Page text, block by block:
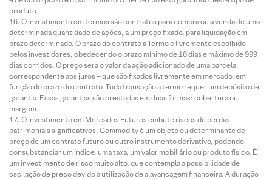
produto.
O investimento em termos são contratos para compra ou a venda de uma
determinada quantidade de ações, a um preço fixado, para liquidação em
prazo determinado. O prazo do contrato a Termo é livremente escolhido
pelos investidores, obedecendo o prazo mínimo de 16 dias e máximo de 999
dias corridos. O preço será o valor da ação adicionado de uma parcela
correspondente aos juros – que são fixados livremente em mercado, em
função do prazo do contrato. Toda transação a termo requer um depósito de
garantia. Essas garantias são prestadas em duas formas: cobertura ou
margem.
O investimento em Mercados Futuros embute riscos de perdas
patrimoniais significativos. Commodity é um objeto ou determinante de
preço de um contrato futuro ou outro instrumento derivativo, podendo
consubstanciar um índice, uma taxa, um valor mobiliário ou produto físico. É
um investimento de risco muito alto, que contempla a possibilidade de
oscilação de preço devido à utilização de alavancagem financeira. A duração